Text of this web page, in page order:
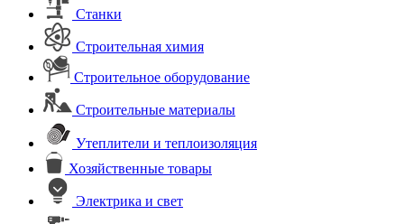
Станки
Строительная химия
Строительное оборудование
Строительные материалы
Утеплители и теплоизоляция
Хозяйственные товары
Электрика и свет